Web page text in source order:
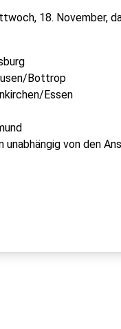
18. November,
Bottrop
Essen
von den